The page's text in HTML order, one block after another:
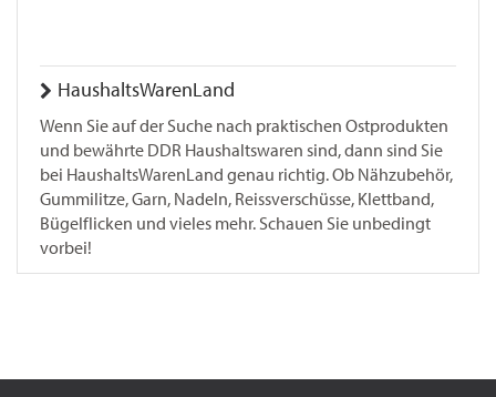
HaushaltsWarenLand
Wenn Sie auf der Suche nach praktischen Ostprodukten
und bewährte DDR Haushaltswaren sind, dann sind Sie
bei HaushaltsWarenLand genau richtig. Ob Nähzubehör,
Gummilitze, Garn, Nadeln, Reissverschüsse, Klettband,
Bügelflicken und vieles mehr. Schauen Sie unbedingt
vorbei!